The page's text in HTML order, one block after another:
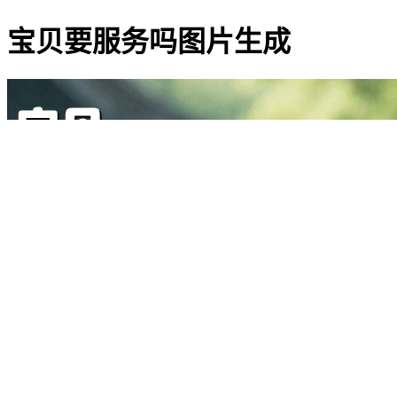
宝贝要服务吗图片生成